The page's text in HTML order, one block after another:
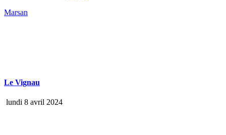
Marsan
Le Vignau
lundi 8 avril 2024